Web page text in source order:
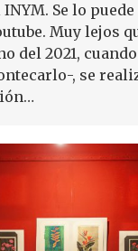
Se lo
Muy lejos
del 2021,
, se